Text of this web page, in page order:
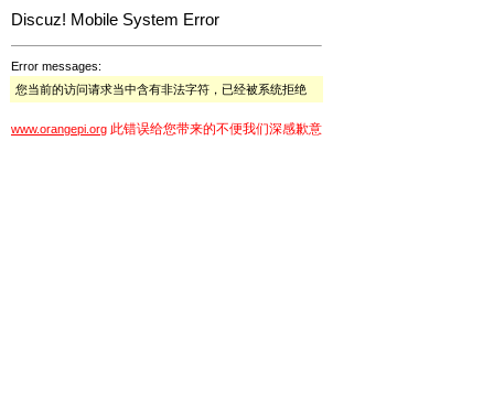
Discuz! Mobile System Error
Error messages:
您当前的访问请求当中含有非法字符，已经被系统拒绝
www.orangepi.org 此错误给您带来的不便我们深感歉意